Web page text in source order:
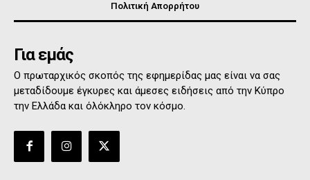
Πολιτική Απορρήτου
Για εμάς
Ο πρωταρχικός σκοπός της εφημερίδας μας είναι να σας
μεταδίδουμε έγκυρες και άμεσες ειδήσεις από την Κύπρο
την Ελλάδα και όλόκληρο τον κόσμο.